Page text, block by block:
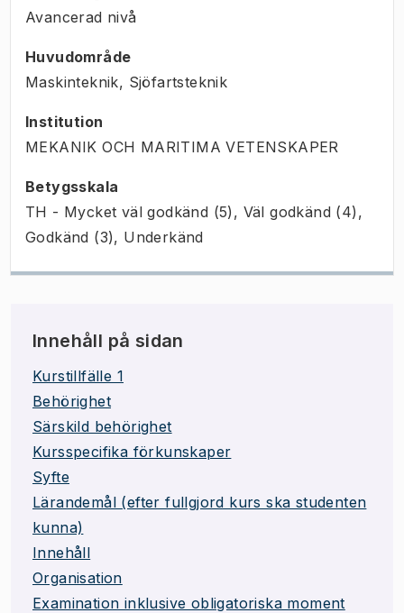
Avancerad nivå
Huvudområde
Maskinteknik, Sjöfartsteknik
Institution
MEKANIK OCH MARITIMA VETENSKAPER
Betygsskala
TH - Mycket väl godkänd (5), Väl godkänd (4),
Godkänd (3), Underkänd
Innehåll på sidan
Kurstillfälle 1
Behörighet
Särskild behörighet
Kursspecifika förkunskaper
Syfte
Lärandemål (efter fullgjord kurs ska studenten
kunna)
Innehåll
Organisation
Examination inklusive obligatoriska moment